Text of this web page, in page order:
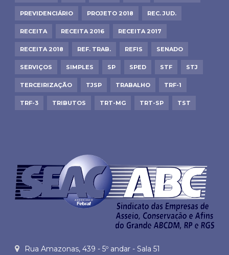
PREVIDENCIÁRIO PROJETO 2018 REC. JUD.
RECEITA RECEITA 2016 RECEITA 2017
RECEITA 2018 REF. TRAB. REFIS SENADO
SERVIÇOS SIMPLES SP SPED STF STJ
TERCEIRIZAÇÃO TJSP TRABALHO TRF-1
TRF-3 TRIBUTOS TRT-MG TRT-SP TST
Rua Amazonas, 439 - 5º andar - Sala 51